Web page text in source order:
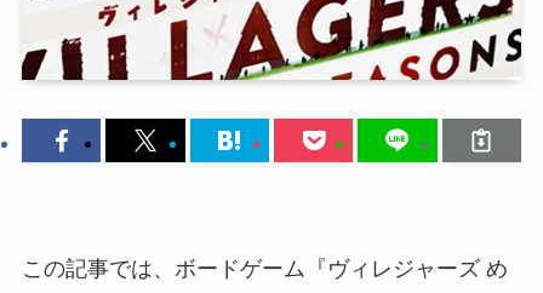
この記事では、ボードゲーム『ヴィレジャーズ め